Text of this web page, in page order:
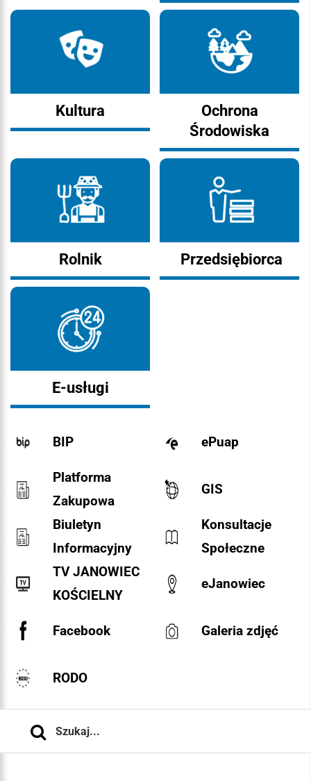
Kultura
Ochrona
Środowiska
Rolnik Przedsiębiorca
E-usługi
BIP ePuap
Platforma
Zakupowa
GIS
Biuletyn
Informacyjny
Konsultacje
Społeczne
TV JANOWIEC
KOŚCIELNY
eJanowiec
Facebook Galeria zdjęć
RODO